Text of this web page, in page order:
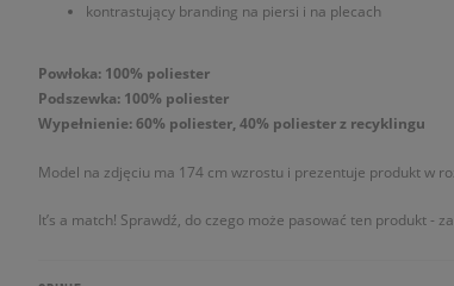
kontrastujący branding na piersi i na plecach
Powłoka: 100% poliester
Podszewka: 100% poliester
Wypełnienie: 60% poliester, 40% poliester z recyklingu
Model na zdjęciu ma 174 cm wzrostu i prezentuje produkt w
It’s a match! Sprawdź, do czego może pasować ten produkt -